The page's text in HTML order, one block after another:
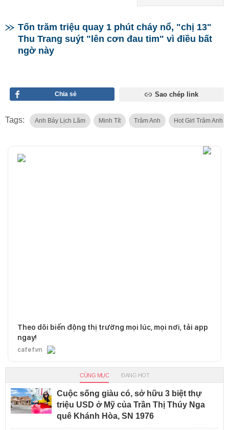
Tốn trăm triệu quay 1 phút cháy nổ, "chị 13"
Thu Trang suýt "lên cơn đau tim" vì điều bất
ngờ này
Chia sẻ Sao chép link
Tags: Anh Bảy Lịch Lãm Minh Tít Trâm Anh Hot Girl Trâm Anh
Theo dõi biến động thị trường mọi lúc, mọi nơi, tải app
ngay!
cafef.vn
CÙNG MỤC ĐANG HOT
Cuộc sống giàu có, sở hữu 3 biệt thự
triệu USD ở Mỹ của Trần Thị Thúy Nga
quê Khánh Hòa, SN 1976